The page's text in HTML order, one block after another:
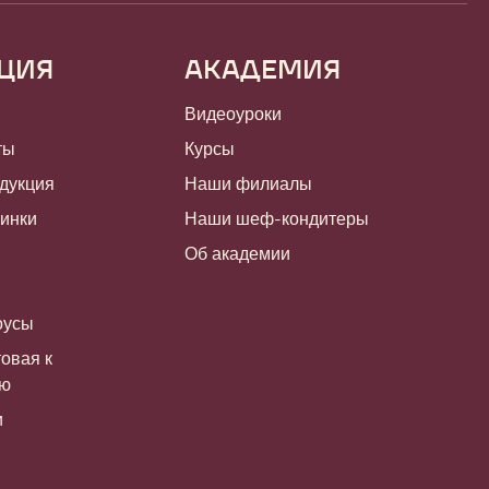
к
АКАДЕМИЯ
Видеоуроки
Курсы
Наши филиалы
Наши шеф-кондитеры
Об академии